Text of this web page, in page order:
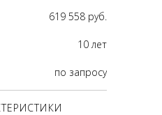
619 558 руб.
10 лет
по запросу